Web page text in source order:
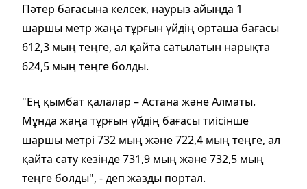
Пәтер бағасына келсек, наурыз айында 1
шаршы метр жаңа тұрғын үйдің орташа бағасы
612,3 мың теңге, ал қайта сатылатын нарықта
624,5 мың теңге болды.
"Ең қымбат қалалар – Астана және Алматы.
Мұнда жаңа тұрғын үйдің бағасы тиісінше
шаршы метрі 732 мың және 722,4 мың теңге, ал
қайта сату кезінде 731,9 мың және 732,5 мың
теңге болды", - деп жазды портал.